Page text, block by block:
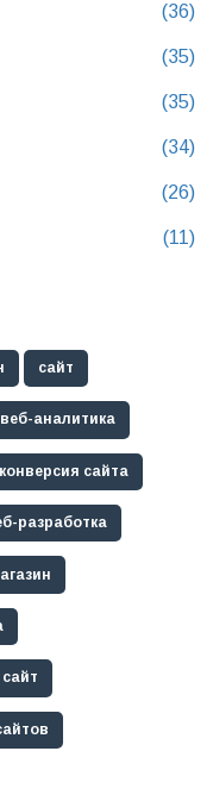
(36)
(35)
(35)
(34)
(26)
(11)
сайт
веб-аналитика
конверсия сайта
разработка